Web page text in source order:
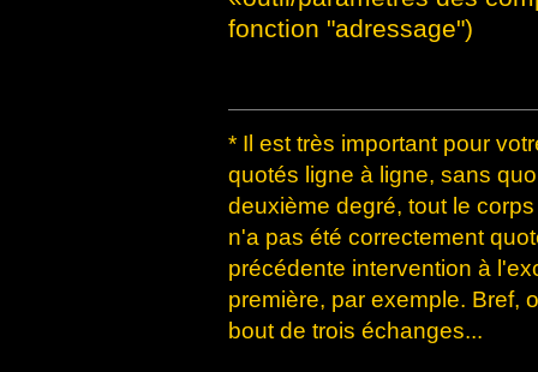
fonction "adressage")
* Il est très important pour
quotés ligne à ligne, sans
deuxième degré, tout le
n'a pas été correctement
précédente intervention à
première, par exemple. Bref,
bout de trois échanges...